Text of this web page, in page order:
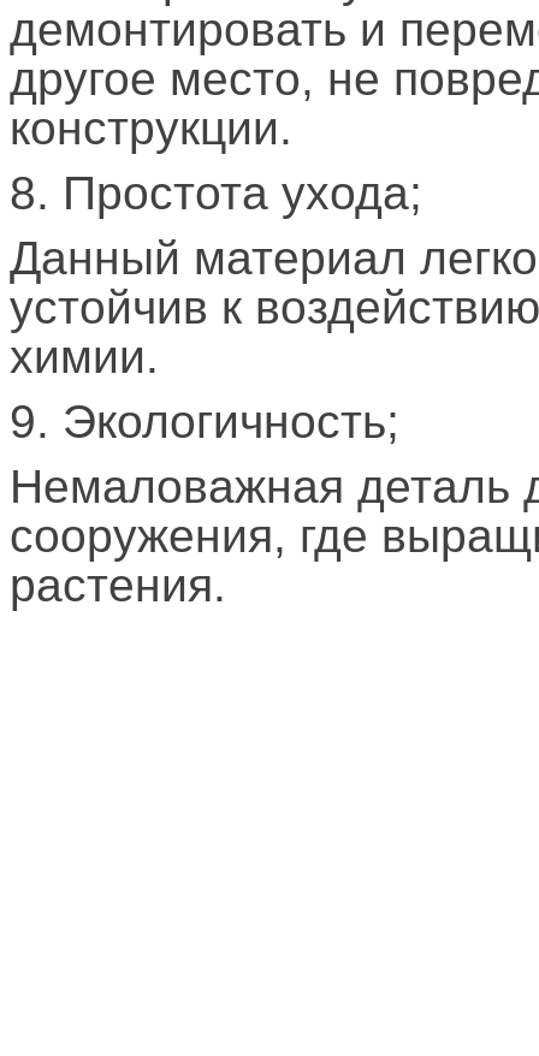
демонтировать и
другое место, не
конструкции.
8. Простота ухода;
Данный материал
устойчив к
химии.
9. Экологичность;
Немаловажная деталь
сооружения, где
растения.